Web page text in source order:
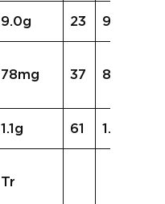
9.0g 23 9.1g
78mg 37 82mg
1.1g 61 1.7g
Tr